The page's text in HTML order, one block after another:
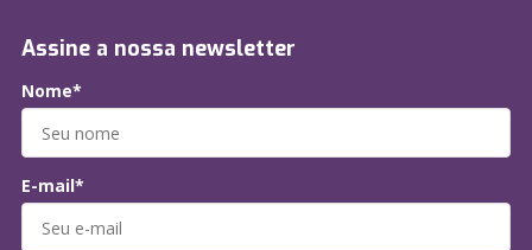
Assine a nossa newsletter
Nome*
E-mail*